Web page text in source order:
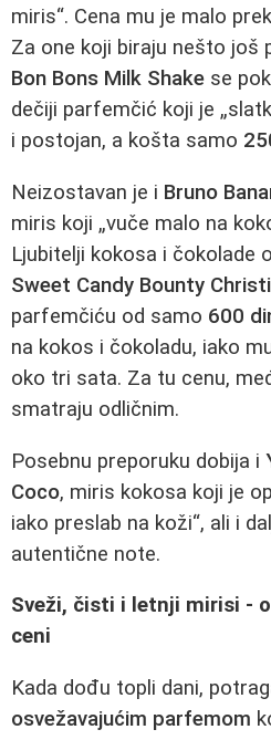
miris“. Cena mu je malo
Za one koji biraju nešto još
Bon Bons Milk Shake se
dečiji parfemčić koji je
i postojan, a košta samo
Neizostavan je i Bruno
miris koji „vuče malo na
Ljubitelji kokosa i čokolade
Sweet Candy Bounty
parfemčiću od samo 600
na kokos i čokoladu, iako
oko tri sata. Za tu cenu,
smatraju odličnim.
Posebnu preporuku dobija i
Coco, miris kokosa koji je
iako preslab na koži“, ali i
autentične note.
Sveži, čisti i letnji mirisi -
ceni
Kada dođu topli dani,
osvežavajućim parfemom